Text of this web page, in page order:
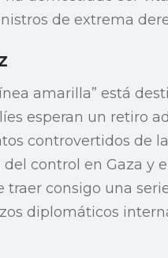
de extrema
amarilla” está
esperan un retiro
controvertidos de
control en Gaza y
consigo una
diplomáticos